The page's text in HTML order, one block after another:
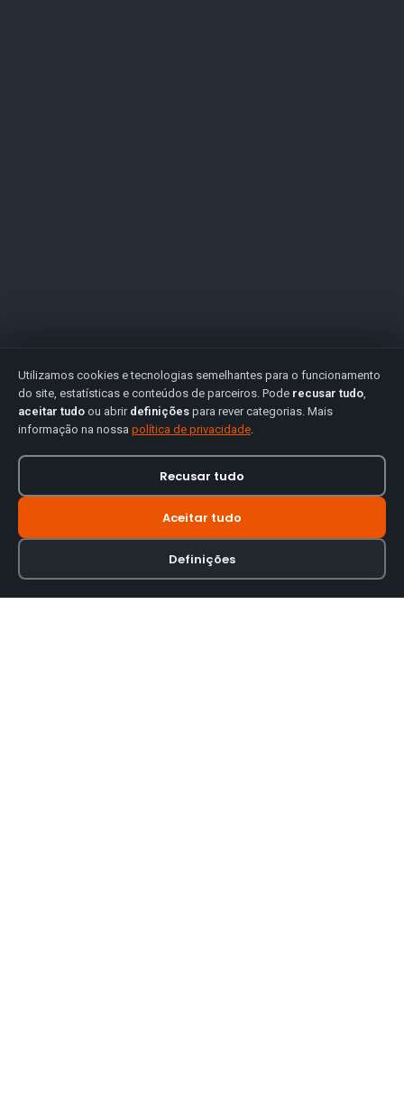
Utilizamos cookies e tecnologias semelhantes para o funcionamento
do site, estatísticas e conteúdos de parceiros. Pode recusar tudo,
aceitar tudo ou abrir definições para rever categorias. Mais
informação na nossa política de privacidade.
Recusar tudo
Aceitar tudo
Definições